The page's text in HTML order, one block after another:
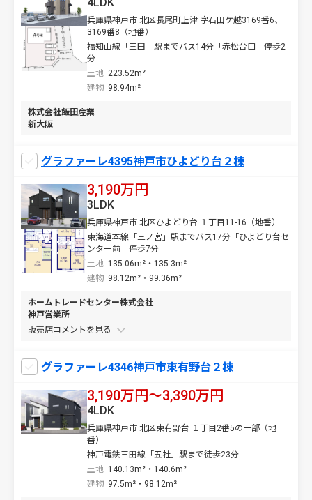
兵庫県神戸市 北区長尾町上津 字石田ケ越3169番6、
3169番8（地番）
福知山線「三田」駅までバス14分「赤松台口」停歩2
分
土地 223.52m²
建物 98.94m²
株式会社飯田産業
新大阪
グラファーレ4395神戸市ひよどり台２棟
3,190万円
兵庫県神戸市 北区ひよどり台 １丁目11-16（地番）
東海道本線「三ノ宮」駅までバス17分「ひよどり台セ
ンター前」停歩7分
土地 135.06m²・135.3m²
3LDK
建物 98.12m²・99.36m²
ホームトレードセンター株式会社
神戸営業所
販売店コメントを
グラファーレ4346神戸市東有野台２棟
3,190万円〜3,390万円
兵庫県神戸市 北区東有野台 １丁目2番5の一部（地
番）
神戸電鉄三田線「五社」駅まで徒歩23分
土地 140.13m²・140.6m²
4LDK
建物 97.5m²・98.12m²